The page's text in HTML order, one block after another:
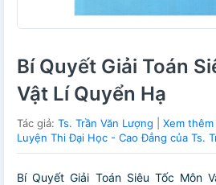
Bí Quyết Giải Toán
Vật Lí Quyển Hạ
Tác giả: Ts. Trần Văn Lượng
Xem thêm
Luyện Thi Đại Học - Cao Đẳng của Ts.
Bí Quyết Giải Toán Siêu Tốc Môn